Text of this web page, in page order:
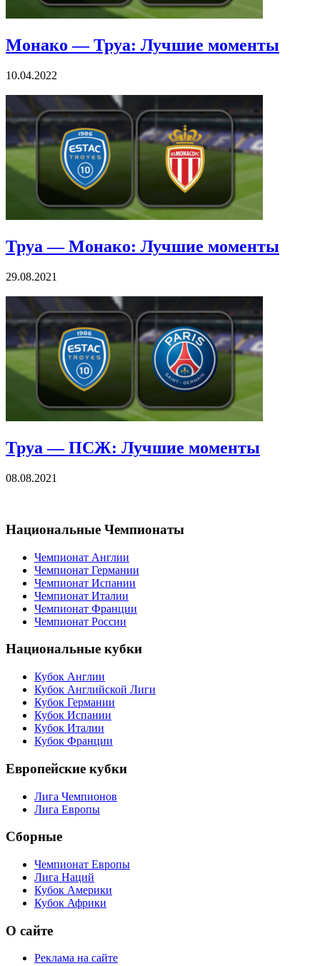
Монако — Труа: Лучшие моменты
10.04.2022
Труа — Монако: Лучшие моменты
29.08.2021
Труа — ПСЖ: Лучшие моменты
08.08.2021
Национальные Чемпионаты
Чемпионат Англии
Чемпионат Германии
Чемпионат Испании
Чемпионат Италии
Чемпионат Франции
Чемпионат России
Национальные кубки
Кубок Англии
Кубок Английской Лиги
Кубок Германии
Кубок Испании
Кубок Италии
Кубок Франции
Европейские кубки
Лига Чемпионов
Лига Европы
Сборные
Чемпионат Европы
Лига Наций
Кубок Америки
Кубок Африки
О сайте
Реклама на сайте